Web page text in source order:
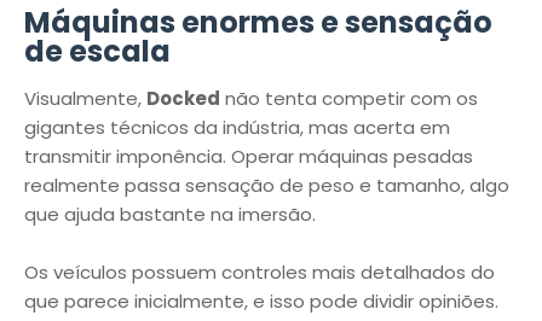
Máquinas enormes e sensação
de escala
Visualmente, Docked não tenta competir com os
gigantes técnicos da indústria, mas acerta em
transmitir imponência. Operar máquinas pesadas
realmente passa sensação de peso e tamanho, algo
que ajuda bastante na imersão.
Os veículos possuem controles mais detalhados do
que parece inicialmente, e isso pode dividir opiniões.